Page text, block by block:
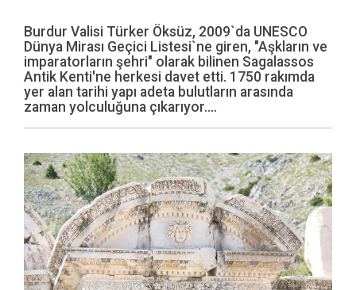
Burdur Valisi Türker Öksüz, 2009`da UNESCO
Dünya Mirası Geçici Listesi`ne giren, "Aşkların ve
imparatorların şehri" olarak bilinen Sagalassos
Antik Kenti'ne herkesi davet etti. 1750 rakımda
yer alan tarihi yapı adeta bulutların arasında
zaman yolculuğuna çıkarıyor....